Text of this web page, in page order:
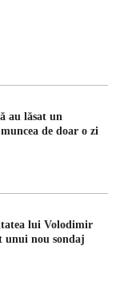
au lăsat un
de doar o zi
lui Volodimir
unui nou sondaj